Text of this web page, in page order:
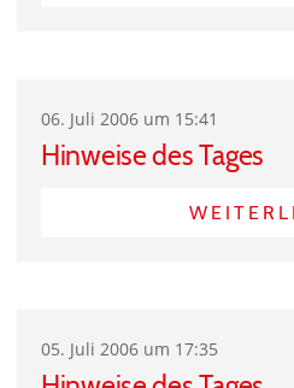
06. Juli 2006 um 15:41
Hinweise des Tages
05. Juli 2006 um 17:35